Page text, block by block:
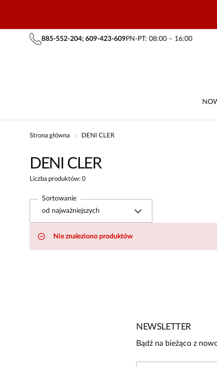
885-552-204; 609-423-609PN-PT: 08:00 – 16:00
Strona główna DENI CLER
DENI CLER
Liczba produktów: 0
Sortowanie
Nie znaleziono produktów
NEWSLETTER
Bądź na bieżąco z